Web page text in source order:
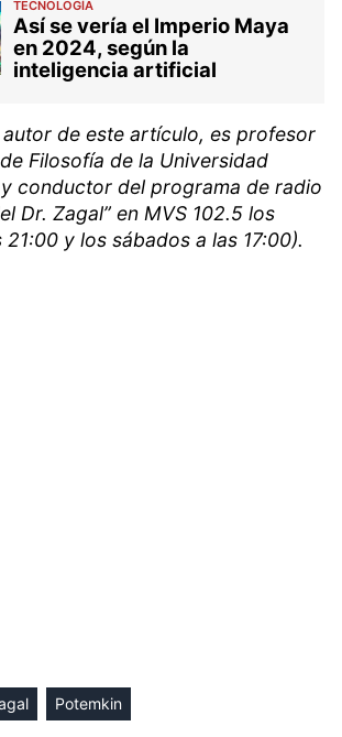
TECNOLOGÍA
Así se vería el Imperio Maya
en 2024, según la
inteligencia artificial
de este artículo, es profesor
Filosofía de la Universidad
conductor del programa de radio
Dr. Zagal” en MVS 102.5 los
y los sábados a las 17:00).
Potemkin